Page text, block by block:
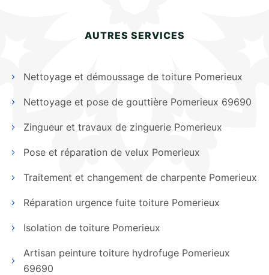
AUTRES SERVICES
Nettoyage et démoussage de toiture Pomerieux
Nettoyage et pose de gouttière Pomerieux 69690
Zingueur et travaux de zinguerie Pomerieux
Pose et réparation de velux Pomerieux
Traitement et changement de charpente Pomerieux
Réparation urgence fuite toiture Pomerieux
Isolation de toiture Pomerieux
Artisan peinture toiture hydrofuge Pomerieux
69690